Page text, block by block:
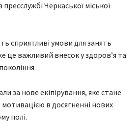
Черкаської міської
сприятливі умови для занять
це важливий внесок у здоров’я та
за нове екіпірування, яке стане
в досягненні нових
полі.